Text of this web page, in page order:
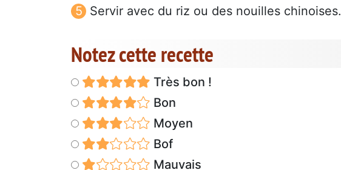
Servir avec du riz ou des nouilles chinoises.
Notez cette recette
Très bon !
Bon
Moyen
Bof
Mauvais